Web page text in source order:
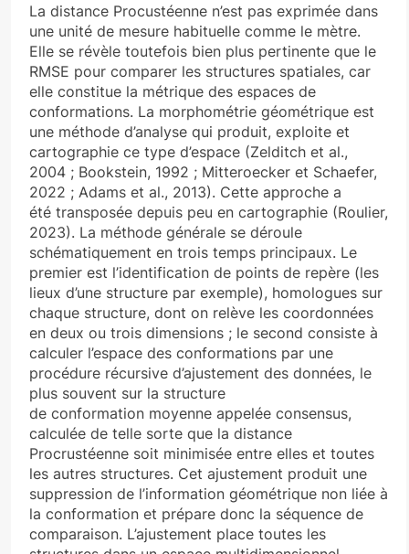
La distance Procustéenne n’est pas exprimée dans
une unité de mesure habituelle comme le mètre.
Elle se révèle toutefois bien plus pertinente que le
RMSE pour comparer les structures spatiales, car
elle constitue la métrique des espaces de
conformations. La morphométrie géométrique est
une méthode d’analyse qui produit, exploite et
cartographie ce type d’espace (Zelditch et al.,
2004 ; Bookstein, 1992 ; Mitteroecker et Schaefer,
2022 ; Adams et al., 2013). Cette approche a
été transposée depuis peu en cartographie (Roulier,
2023). La méthode générale se déroule
schématiquement en trois temps principaux. Le
premier est l’identification de points de repère (les
lieux d’une structure par exemple), homologues sur
chaque structure, dont on relève les coordonnées
en deux ou trois dimensions ; le second consiste à
calculer l’espace des conformations par une
procédure récursive d’ajustement des données, le
plus souvent sur la structure
de conformation moyenne appelée consensus,
calculée de telle sorte que la distance
Procrustéenne soit minimisée entre elles et toutes
les autres structures. Cet ajustement produit une
suppression de l’information géométrique non liée à
la conformation et prépare donc la séquence de
comparaison. L’ajustement place toutes les